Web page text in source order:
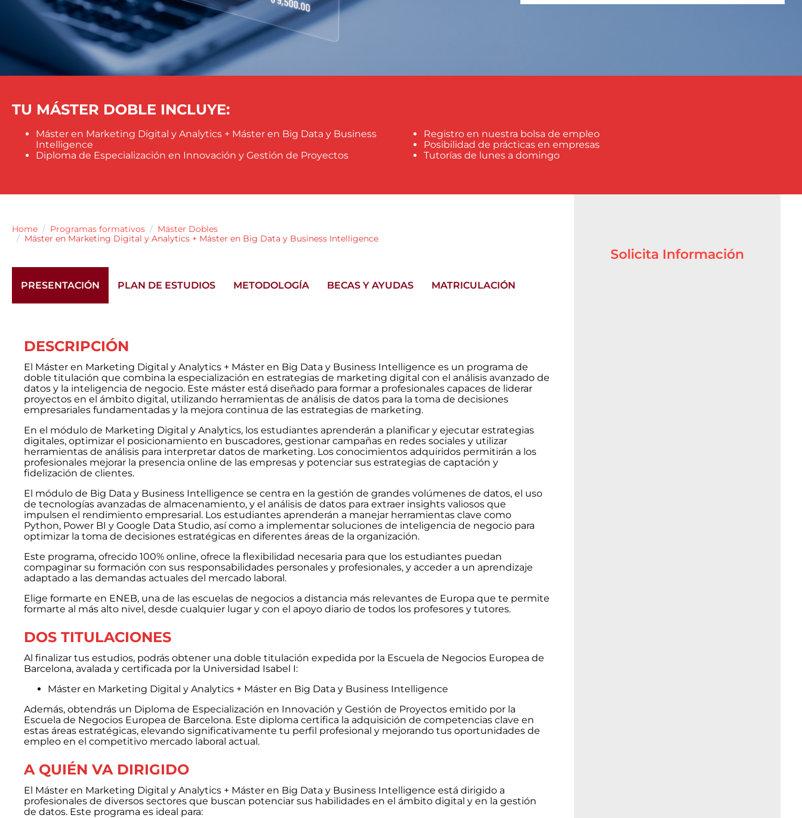
TU MÁSTER DOBLE INCLUYE:
Máster en Marketing Digital y Analytics + Máster en Big Data y Business
Intelligence
Diploma de Especialización en Innovación y Gestión de Proyectos
Registro en nuestra bolsa de empleo
Posibilidad de prácticas en empresas
Tutorías de lunes a domingo
Home Programas formativos
Máster Dobles
Máster en Marketing Digital y Analytics + Máster en Big Data y Business Intelligence
PRESENTACIÓN PLAN DE ESTUDIOS METODOLOGÍA BECAS Y AYUDAS MATRICULACIÓN
DESCRIPCIÓN
El Máster en Marketing Digital y Analytics + Máster en Big Data y Business Intelligence es un programa de
doble titulación que combina la especialización en estrategias de marketing digital con el análisis avanzado de
datos y la inteligencia de negocio. Este máster está diseñado para formar a profesionales capaces de liderar
proyectos en el ámbito digital, utilizando herramientas de análisis de datos para la toma de decisiones
empresariales fundamentadas y la mejora continua de las estrategias de marketing.
En el módulo de Marketing Digital y Analytics, los estudiantes aprenderán a planificar y ejecutar estrategias
digitales, optimizar el posicionamiento en buscadores, gestionar campañas en redes sociales y utilizar
herramientas de análisis para interpretar datos de marketing. Los conocimientos adquiridos permitirán a los
profesionales mejorar la presencia online de las empresas y potenciar sus estrategias de captación y
fidelización de clientes.
El módulo de Big Data y Business Intelligence se centra en la gestión de grandes volúmenes de datos, el uso
de tecnologías avanzadas de almacenamiento, y el análisis de datos para extraer insights valiosos que
impulsen el rendimiento empresarial. Los estudiantes aprenderán a manejar herramientas clave como
Python, Power BI y Google Data Studio, así como a implementar soluciones de inteligencia de negocio para
optimizar la toma de decisiones estratégicas en diferentes áreas de la organización.
Este programa, ofrecido 100% online, ofrece la flexibilidad necesaria para que los estudiantes puedan
compaginar su formación con sus responsabilidades personales y profesionales, y acceder a un aprendizaje
adaptado a las demandas actuales del mercado laboral.
Elige formarte en ENEB, una de las escuelas de negocios a distancia más relevantes de Europa que te permite
formarte al más alto nivel, desde cualquier lugar y con el apoyo diario de todos los profesores y tutores.
DOS TITULACIONES
Al finalizar tus estudios, podrás obtener una doble titulación expedida por la Escuela de Negocios Europea de
Barcelona, avalada y certificada por la Universidad Isabel I:
Máster en Marketing Digital y Analytics + Máster en Big Data y Business Intelligence
Además, obtendrás un Diploma de Especialización en Innovación y Gestión de Proyectos emitido por la
Escuela de Negocios Europea de Barcelona. Este diploma certifica la adquisición de competencias clave en
estas áreas estratégicas, elevando significativamente tu perfil profesional y mejorando tus oportunidades de
empleo en el competitivo mercado laboral actual.
A QUIÉN VA DIRIGIDO
El Máster en Marketing Digital y Analytics + Máster en Big Data y Business Intelligence está dirigido a
profesionales de diversos sectores que buscan potenciar sus habilidades en el ámbito digital y en la gestión
de datos. Este programa es ideal para:
Solicita Información